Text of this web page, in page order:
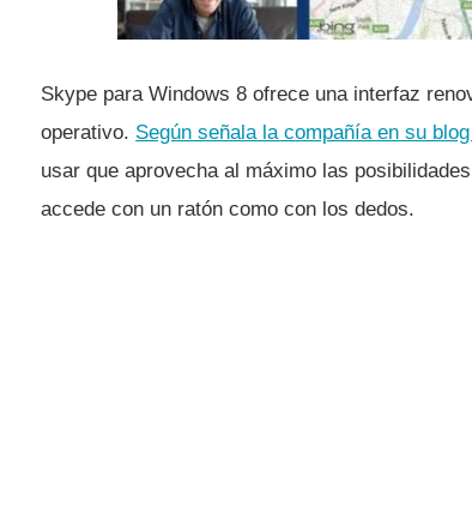
Skype para Windows 8 ofrece una interfaz
operativo. Según señala la compañí­a en su
usar que aprovecha al máximo las
accede con un ratón como con los dedos.